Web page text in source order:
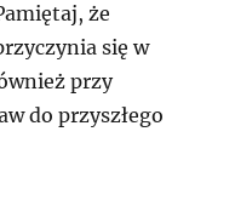
że
się w
przy
do przyszłego